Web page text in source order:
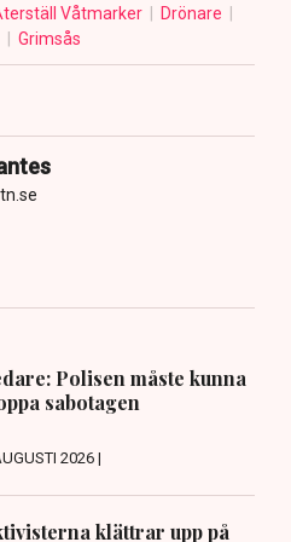
Våtmarker
Drönare
Grimsås
Polisen måste kunna
sabotagen
2026 |
klättrar upp på